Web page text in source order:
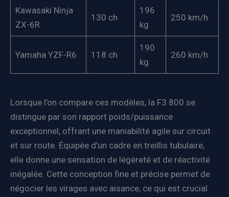
Kawasaki Ninja
ZX-6R
130 ch
196
kg
250 km/h
Yamaha YZF-R6 118 ch
190
kg
260 km/h
Lorsque l’on compare ces modèles, la F3 800 se
distingue par son rapport poids/puissance
exceptionnel, offrant une maniabilité agile sur circuit
et sur route. Équipée d’un cadre en treillis tubulaire,
elle donne une sensation de légèreté et de réactivité
inégalée. Cette conception fine et précise permet de
négocier les virages avec aisance, ce qui est crucial